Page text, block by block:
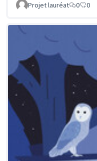
Projet lauréat 0 0